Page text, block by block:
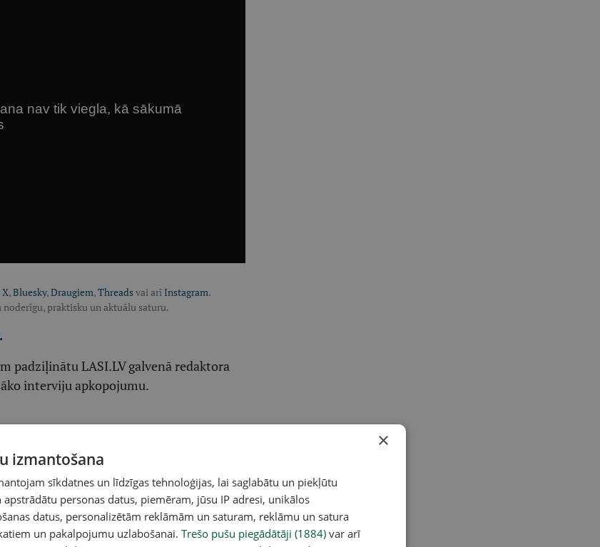
X,Bluesky,Draugiem,Threadsvai arī Instagram.
praktisku un aktuālu saturu.
.
padziļinātu LASI.LV galvenā redaktora
interviju apkopojumu.
noderīgiem tematiem
kultūru
×
izmantošana
sīkdatnes un līdzīgas tehnoloģijas, lai saglabātu un piekļūtu
personas datus, piemēram, jūsu IP adresi, unikālos
datus, personalizētām reklāmām un saturam, reklāmu un satura
un pakalpojumu uzlabošanai. Trešo pušu piegādātāji (1884) var arī